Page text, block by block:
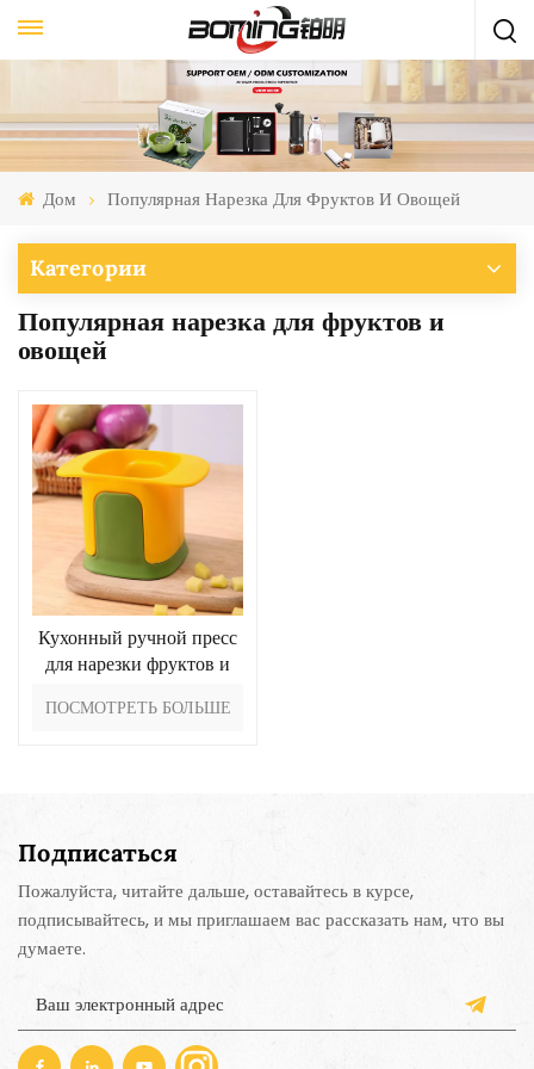
Дом Популярная Нарезка Для Фруктов И Овощей
Категории
Популярная нарезка для фруктов и
овощей
Кухонный ручной пресс
для нарезки фруктов и
ПОСМОТРЕТЬ БОЛЬШЕ
Подписаться
Пожалуйста, читайте дальше, оставайтесь в курсе,
подписывайтесь, и мы приглашаем вас рассказать нам, что вы
думаете.